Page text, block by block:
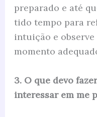
preparado e até
tido tempo para
intuição e observe
momento
3. O que devo
interessar em me